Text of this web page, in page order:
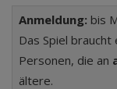
Anmeldung: bis
Das Spiel braucht
Personen, die an
ältere.